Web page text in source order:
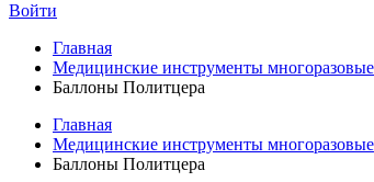
Войти
Главная
Медицинские инструменты многоразовые
Баллоны Политцера
Главная
Медицинские инструменты многоразовые
Баллоны Политцера